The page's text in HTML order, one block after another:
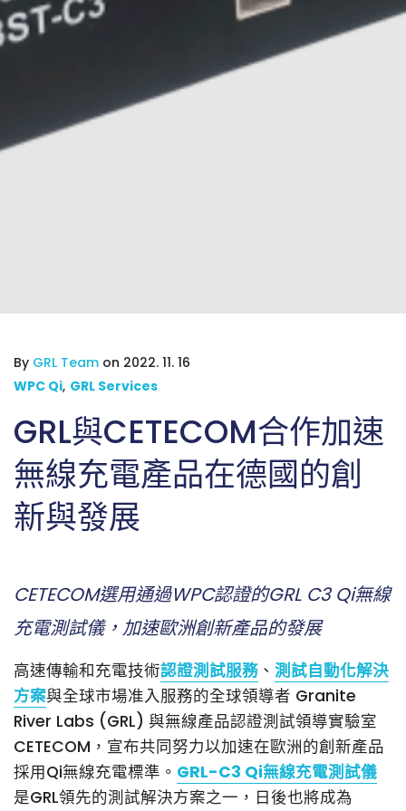
By GRL Team on 2022. 11. 16
WPC Qi, GRL Services
GRL與CETECOM合作加速
無線充電產品在德國的創
新與發展
CETECOM選用通過WPC認證的GRL C3 Qi無線
充電測試儀，加速歐洲創新產品的發展
高速傳輸和充電技術認證測試服務 、 測試自動化解決
方案與全球市場准入服務的全球領導者 Granite
River Labs (GRL) 與無線產品認證測試領導實驗室
CETECOM，宣布共同努力以加速在歐洲的創新產品
採用Qi無線充電標準。 GRL-C3 Qi無線充電測試儀
是GRL領先的測試解決方案之一，日後也將成為